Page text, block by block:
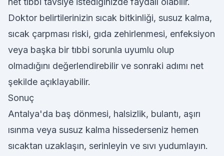
Doktor belirtilerinizin sıcak bitkinliği, susuz kalma,
sıcak çarpması riski, gıda zehirlenmesi, enfeksiyon
veya başka bir tıbbi sorunla uyumlu olup
olmadığını değerlendirebilir ve sonraki adımı net
şekilde açıklayabilir.
Sonuç
Antalya'da baş dönmesi, halsizlik, bulantı, aşırı
ısınma veya susuz kalma hissederseniz hemen
sıcaktan uzaklaşın, serinleyin ve sıvı yudumlayın.